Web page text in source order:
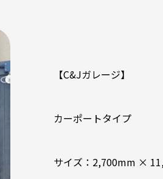
【C&Jガレージ】
カーポートタイプ
サイズ：2,700mm ×